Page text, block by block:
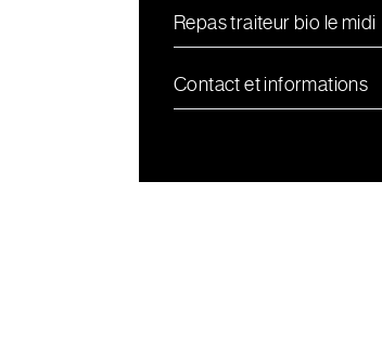
Repas traiteur bio le midi
Contact et informations